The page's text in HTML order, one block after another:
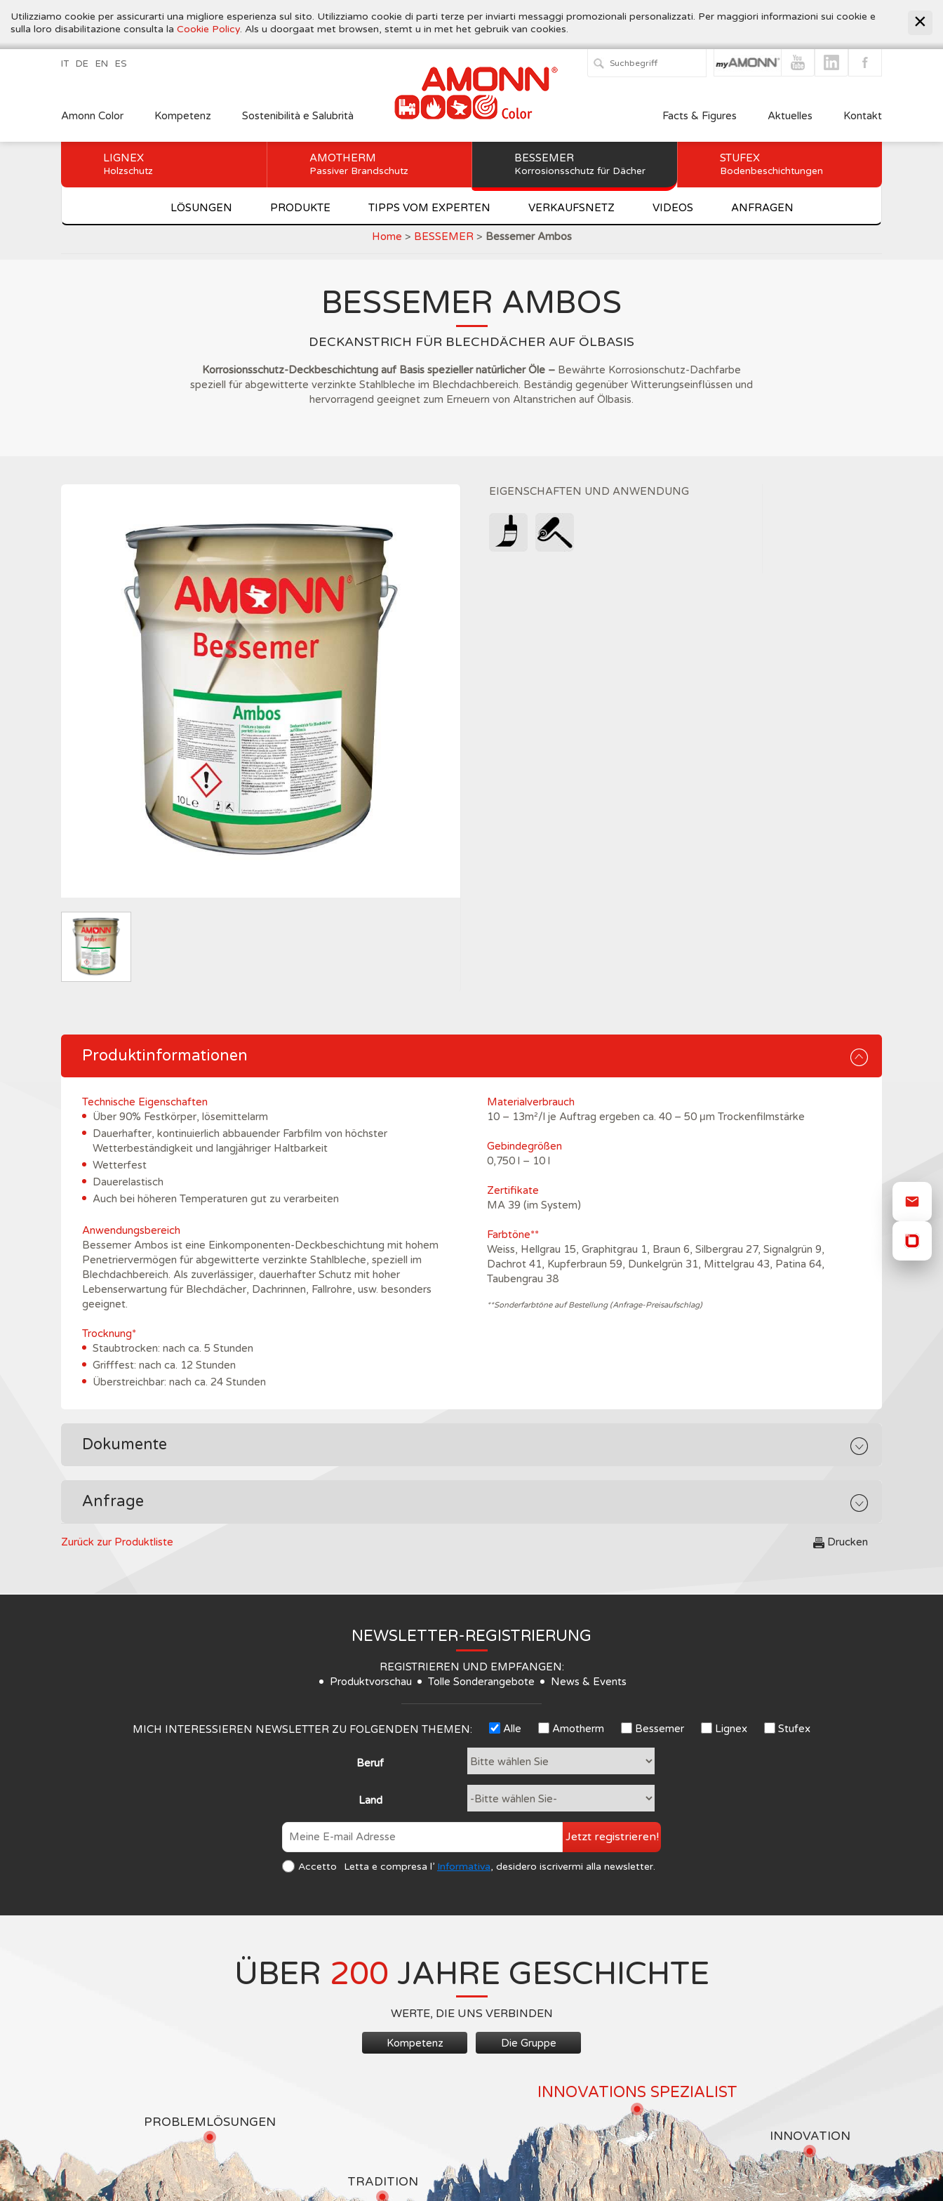
Utilizziamo cookie per assicurarti una migliore esperienza sul sito. Utilizziamo cookie di parti terze per inviarti messaggi promozionali personalizzati. Per maggiori informazioni sui cookie e
sulla loro disabilitazione consulta la Cookie Policy. Als u doorgaat met browsen, stemt u in met het gebruik van cookies.
Amonn Color Kompetenz Sostenibilità e Salubrità Facts & Figures Aktuelles Kontakt
IT DE EN ES
LIGNEX
Holzschutz
AMOTHERM
Passiver Brandschutz
BESSEMER
Korrosionsschutz für Dächer
LÖSUNGEN PRODUKTE TIPPS VOM EXPERTEN VERKAUFSNETZ VIDEOS ANFRAGEN
STUFEX
Bodenbeschichtungen
Home > BESSEMER > Bessemer Ambos
BESSEMER AMBOS
DECKANSTRICH FÜR BLECHDÄCHER AUF ÖLBASIS
Korrosionsschutz-Deckbeschichtung auf Basis spezieller natürlicher Öle – Bewährte Korrosionschutz-Dachfarbe
speziell für abgewitterte verzinkte Stahlbleche im Blechdachbereich. Beständig gegenüber Witterungseinflüssen und
hervorragend geeignet zum Erneuern von Altanstrichen auf Ölbasis.
EIGENSCHAFTEN UND ANWENDUNG
Produktinformationen
Technische Eigenschaften
Über 90% Festkörper, lösemittelarm
Dauerhafter, kontinuierlich abbauender Farbfilm von höchster
Wetterbeständigkeit und langjähriger Haltbarkeit
Wetterfest
Dauerelastisch
Auch bei höheren Temperaturen gut zu verarbeiten
Anwendungsbereich
Bessemer Ambos ist eine Einkomponenten-Deckbeschichtung mit hohem
Penetriervermögen für abgewitterte verzinkte Stahlbleche, speziell im
Blechdachbereich. Als zuverlässiger, dauerhafter Schutz mit hoher
Lebenserwartung für Blechdächer, Dachrinnen, Fallrohre, usw. besonders
geeignet.
Trocknung*
Staubtrocken: nach ca. 5 Stunden
Grifffest: nach ca. 12 Stunden
Überstreichbar: nach ca. 24 Stunden
Materialverbrauch
10 – 13m²/l je Auftrag ergeben ca. 40 – 50 μm Trockenfilmstärke
Gebindegrößen
0,750 l – 10 l
Zertifikate
MA 39 (im System)
Farbtöne**
Weiss, Hellgrau 15, Graphitgrau 1, Braun 6, Silbergrau 27, Signalgrün 9,
Dachrot 41, Kupferbraun 59, Dunkelgrün 31, Mittelgrau 43, Patina 64,
Taubengrau 38
**Sonderfarbtöne auf Bestellung (Anfrage-Preisaufschlag)
Dokumente
Anfrage
Zurück zur Produktliste Drucken
NEWSLETTER-REGISTRIERUNG
REGISTRIEREN UND EMPFANGEN:
Produktvorschau
Tolle Sonderangebote News & Events
MICH INTERESSIEREN NEWSLETTER ZU FOLGENDEN THEMEN: Alle Amotherm Bessemer Lignex Stufex
Beruf
Land
Accetto Letta e compresa l’ Informativa, desidero iscrivermi alla newsletter.
Jetzt registrieren!
ÜBER 200 JAHRE GESCHICHTE
WERTE, DIE UNS VERBINDEN
Kompetenz Die Gruppe
PROBLEMLÖSUNGEN
TRADITION
INNOVATIONS SPEZIALIST
INNOVATION